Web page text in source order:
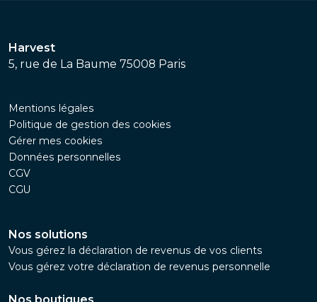
Harvest
5, rue de La Baume 75008 Paris
Mentions légales
Politique de gestion des cookies
Gérer mes cookies
Données personnelles
CGV
CGU
Nos solutions
Vous gérez la déclaration de revenus de vos clients
Vous gérez votre déclaration de revenus personnelle